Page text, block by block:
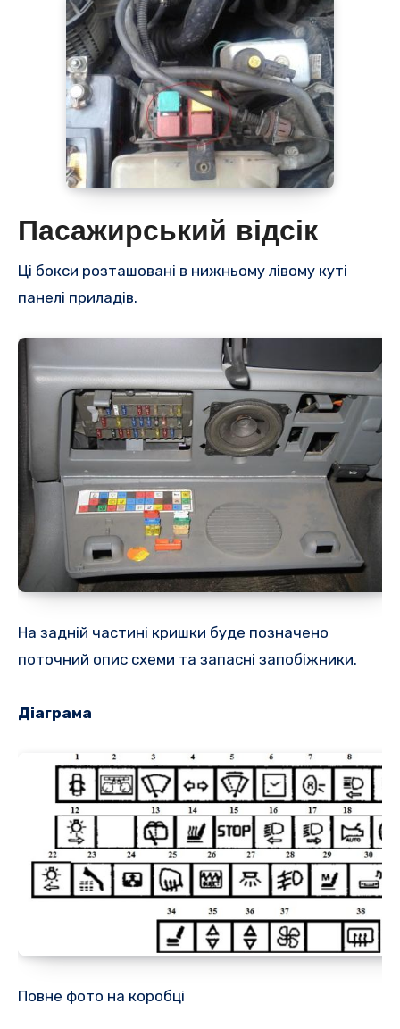
Пасажирський відсік
Ці бокси розташовані в нижньому лівому куті
панелі приладів.
На задній частині кришки буде позначено
поточний опис схеми та запасні запобіжники.
Діаграма
Повне фото на коробці